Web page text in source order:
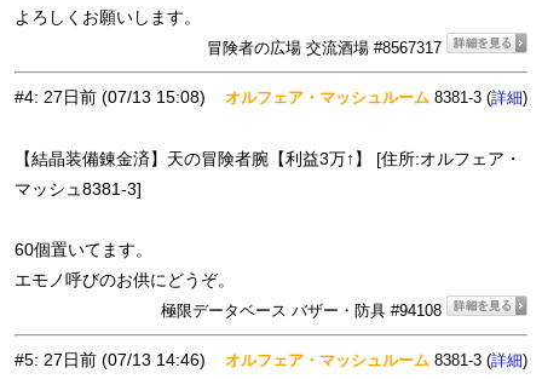
よろしくお願いします。
冒険者の広場 交流酒場 #8567317
#4: 27日前 (07/13 15:08) オルフェア・マッシュルーム 8381-3 (詳細)
【結晶装備錬金済】天の冒険者腕【利益3万↑】 [住所:オルフェア・
マッシュ8381-3]
60個置いてます。
エモノ呼びのお供にどうぞ。
極限データベース バザー・防具 #94108
#5: 27日前 (07/13 14:46) オルフェア・マッシュルーム 8381-3 (詳細)